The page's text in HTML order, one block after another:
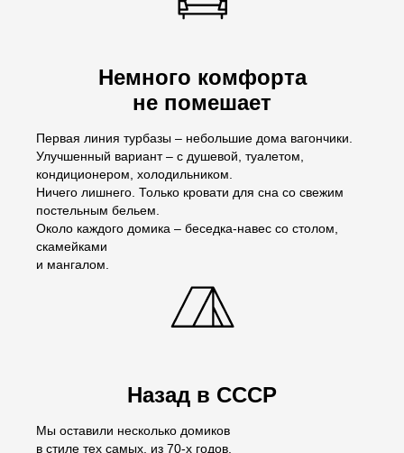
Немного комфорта
не помешает
Первая линия турбазы – небольшие дома вагончики.
Улучшенный вариант – с душевой, туалетом,
кондиционером, холодильником.
Ничего лишнего. Только кровати для сна со свежим
постельным бельем.
Около каждого домика – беседка-навес со столом,
скамейками
и мангалом.
Назад в СССР
Мы оставили несколько домиков
в стиле тех самых, из 70-х годов.